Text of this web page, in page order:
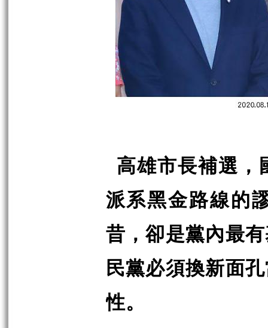
高雄市長補選，
派系黑金路線的
昔，卻是黨內最
民黨必須換新面
性。